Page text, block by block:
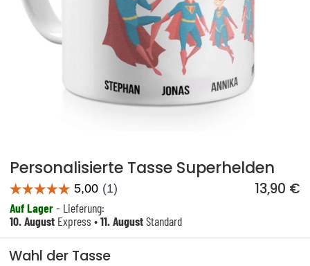
Personalisierte Tasse Superhelden
13,90 €
Auf Lager- Lieferung:
10. August Express •11. AugustStandard
Wahl der Tasse